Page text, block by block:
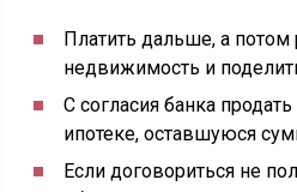
Платить дальше, а потом
недвижимость и
С согласия банка
ипотеке, оставшуюся
Если договориться не